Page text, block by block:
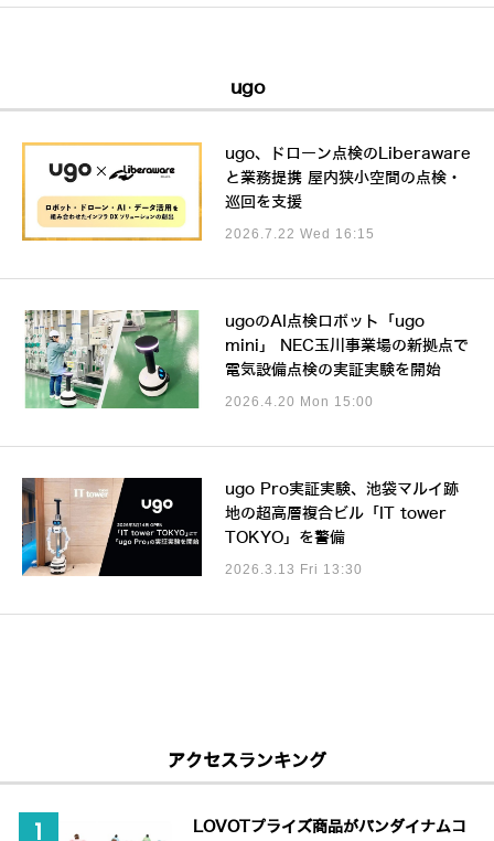
ugo
ugo、ドローン点検のLiberaware
と業務提携 屋内狭小空間の点検・
巡回を支援
2026.7.22 Wed 16:15
ugoのAI点検ロボット「ugo
mini」 NEC玉川事業場の新拠点で
電気設備点検の実証実験を開始
2026.4.20 Mon 15:00
ugo Pro実証実験、池袋マルイ跡
地の超高層複合ビル「IT tower
TOKYO」を警備
2026.3.13 Fri 13:30
アクセスランキング
LOVOTプライズ商品がバンダイナムコ